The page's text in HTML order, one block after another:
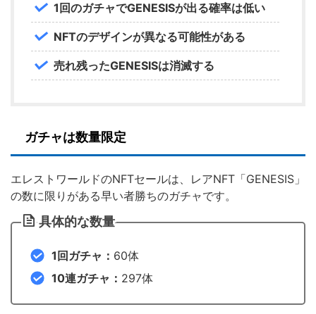
1回のガチャでGENESISが出る確率は低い
NFTのデザインが異なる可能性がある
売れ残ったGENESISは消滅する
ガチャは数量限定
エレストワールドのNFTセールは、レアNFT「GENESIS」
の数に限りがある早い者勝ちのガチャです。
具体的な数量
1回ガチャ： 60体
10連ガチャ： 297体